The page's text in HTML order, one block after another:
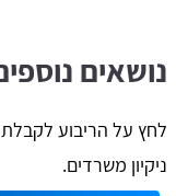
נושאים
לחץ על הריבוע
ניקיון משרדים.